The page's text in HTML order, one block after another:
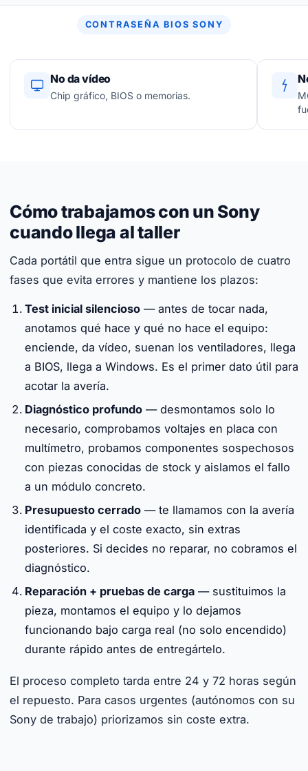
CONTRASEÑA BIOS SONY
No da vídeo
Chip gráfico, BIOS o memorias.
Cómo trabajamos con un Sony
cuando llega al taller
Cada portátil que entra sigue un protocolo de cuatro
fases que evita errores y mantiene los plazos:
Test inicial silencioso — antes de tocar nada,
anotamos qué hace y qué no hace el equipo:
enciende, da vídeo, suenan los ventiladores, llega
a BIOS, llega a Windows. Es el primer dato útil para
acotar la avería.
Diagnóstico profundo — desmontamos solo lo
necesario, comprobamos voltajes en placa con
multímetro, probamos componentes sospechosos
con piezas conocidas de stock y aislamos el fallo
a un módulo concreto.
Presupuesto cerrado — te llamamos con la avería
identificada y el coste exacto, sin extras
posteriores. Si decides no reparar, no cobramos el
diagnóstico.
Reparación + pruebas de carga — sustituimos la
pieza, montamos el equipo y lo dejamos
funcionando bajo carga real (no solo encendido)
durante rápido antes de entregártelo.
El proceso completo tarda entre 24 y 72 horas según
el repuesto. Para casos urgentes (autónomos con su
Sony de trabajo) priorizamos sin coste extra.